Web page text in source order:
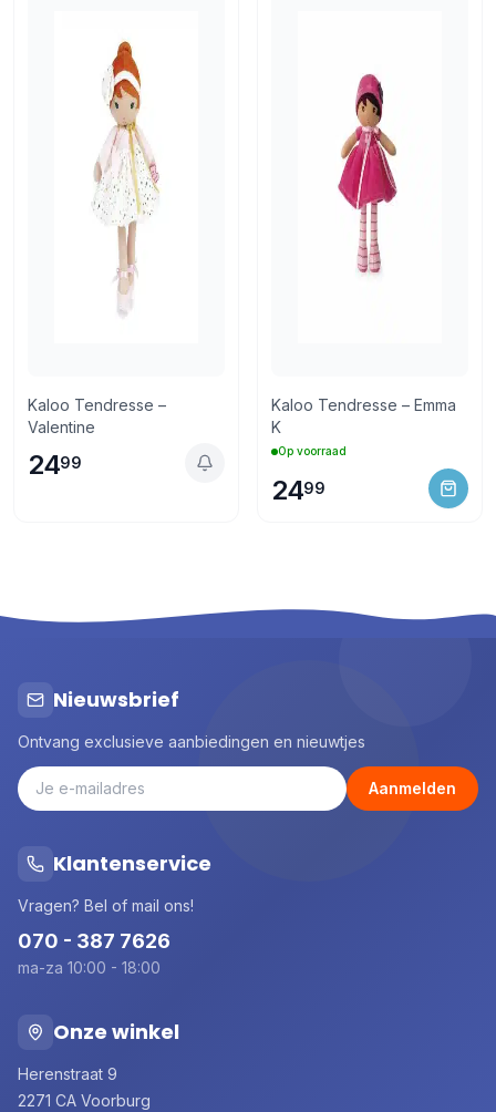
Kaloo Tendresse –
Valentine
2499
Kaloo Tendresse – Emma
K
Op voorraad
2499
Nieuwsbrief
Ontvang exclusieve aanbiedingen en nieuwtjes
Aanmelden
Klantenservice
Vragen? Bel of mail ons!
070 - 387 7626
ma-za 10:00 - 18:00
Onze winkel
Herenstraat 9
2271 CA Voorburg